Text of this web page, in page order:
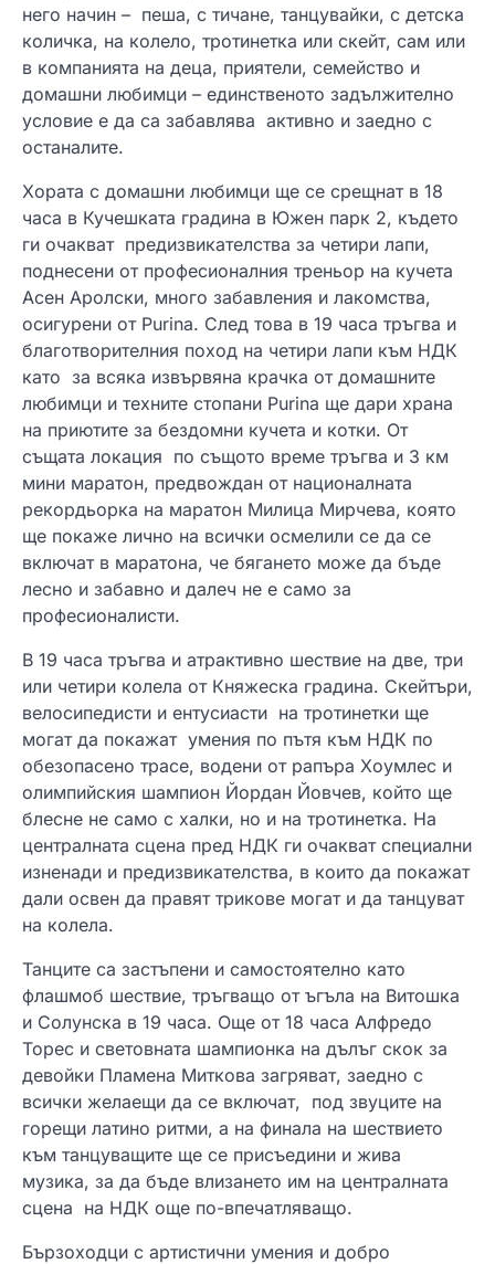
него начин – пеша, с тичане, танцувайки, с детска
количка, на колело, тротинетка или скейт, сам или
в компанията на деца, приятели, семейство и
домашни любимци – единственото задължително
условие е да са забавлява активно и заедно с
останалите.
Хората с домашни любимци ще се срещнат в 18
часа в Кучешката градина в Южен парк 2, където
ги очакват предизвикателства за четири лапи,
поднесени от професионалния треньор на кучета
Асен Аролски, много забавления и лакомства,
осигурени от Purina. След това в 19 часа тръгва и
благотворителния поход на четири лапи към НДК
като за всяка извървяна крачка от домашните
любимци и техните стопани Purina ще дари храна
на приютите за бездомни кучета и котки. От
същата локация по същото време тръгва и 3 км
мини маратон, предвождан от националната
рекордьорка на маратон Милица Мирчева, която
ще покаже лично на всички осмелили се да се
включат в маратона, че бягането може да бъде
лесно и забавно и далеч не е само за
професионалисти.
В 19 часа тръгва и атрактивно шествие на две, три
или четири колела от Княжеска градина. Скейтъри,
велосипедисти и ентусиасти на тротинетки ще
могат да покажат умения по пътя към НДК по
обезопасено трасе, водени от рапъра Хоумлес и
олимпийския шампион Йордан Йовчев, който ще
блесне не само с халки, но и на тротинетка. На
централната сцена пред НДК ги очакват специални
изненади и предизвикателства, в които да покажат
дали освен да правят трикове могат и да танцуват
на колела.
Танците са застъпени и самостоятелно като
флашмоб шествие, тръгващо от ъгъла на Витошка
и Солунска в 19 часа. Още от 18 часа Алфредо
Торес и световната шампионка на дълъг скок за
девойки Пламена Миткова загряват, заедно с
всички желаещи да се включат, под звуците на
горещи латино ритми, а на финала на шествието
към танцуващите ще се присъедини и жива
музика, за да бъде влизането им на централната
сцена на НДК още по-впечатляващо.
Бързоходци с артистични умения и добро